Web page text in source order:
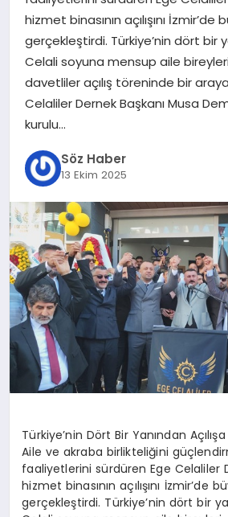
SAĞLIK
DÜNYA
YAŞAM
hizmet binasının açılışını İzmir’de
gerçekleştirdi. Türkiye’nin dört bir
Celali soyuna mensup aile
davetliler açılış töreninde bir
Celaliler Dernek Başkanı Musa
kurulu…
Söz Haber
13 Ekim 2025
Türkiye’nin Dört Bir Yanından
Aile ve akraba birlikteliğini
faaliyetlerini sürdüren Ege Celaliler
hizmet binasının açılışını İzmir’de
gerçekleştirdi. Türkiye’nin dört bir